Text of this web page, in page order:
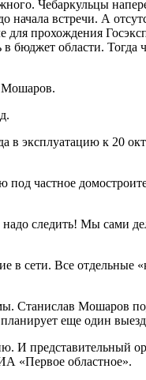
Чебаркульцы
начала встречи. А
прохождения
области. Тогда
Мошаров.
эксплуатацию к 20
частное
следить! Мы сами
в сети. Все отдельные
Станислав Мошаров
планирует еще один
И представительный
«Первое областное».